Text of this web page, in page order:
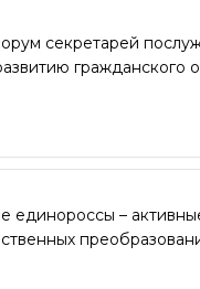
секретарей
гражданского
единороссы –